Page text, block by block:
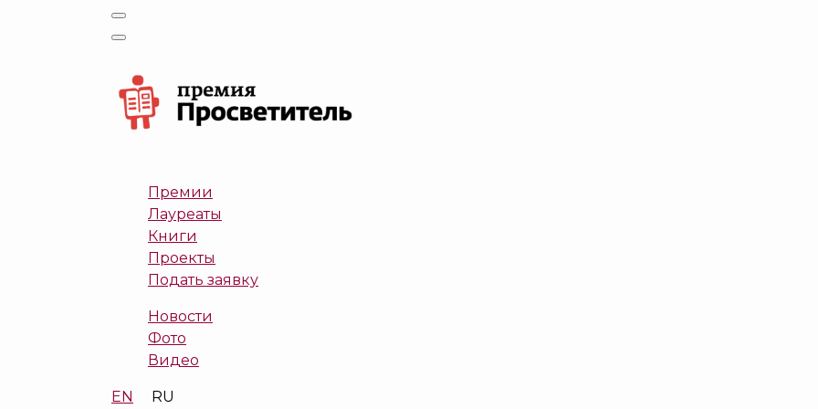
Премии
Лауреаты
Книги
Проекты
Подать заявку
Новости
Фото
Видео
EN RU